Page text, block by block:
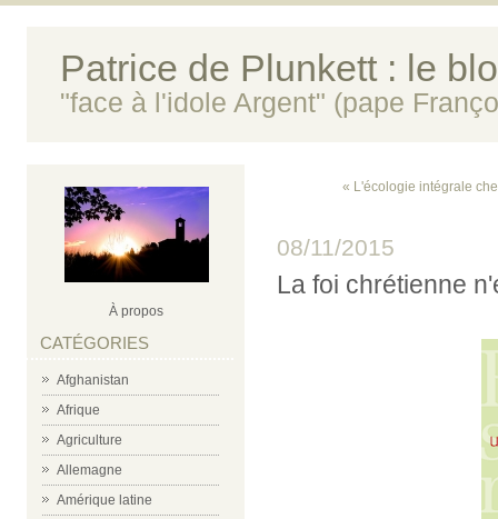
Patrice de Plunkett : le
"face à l'idole Argent" (pape
À propos
CATÉGORIES
Afghanistan
Afrique
Agriculture
Allemagne
Amérique latine
« L'écologie intégrale
08/11/2015
La foi chrétienne